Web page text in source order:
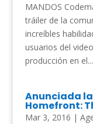
MANDOS
tráiler de la
increíbles
usuarios del
producción en el...
Anunciada
Homefront:
Mar 3, 2016 |